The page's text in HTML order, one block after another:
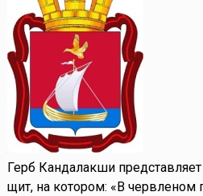
Герб Кандалакши
щит, на котором: «В червленом